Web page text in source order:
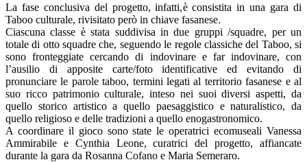
La fase conclusiva del progetto, infatti,è consistita in una gara di
Taboo culturale, rivisitato però in chiave fasanese.
Ciascuna classe è stata suddivisa in due gruppi /squadre, per un
totale di otto squadre che, seguendo le regole classiche del Taboo, si
sono fronteggiate cercando di indovinare e far indovinare, con
l’ausilio di apposite carte/foto identificative ed evitando di
pronunciare le parole taboo, termini legati al territorio fasanese e al
suo ricco patrimonio culturale, inteso nei suoi diversi aspetti, da
quello storico artistico a quello paesaggistico e naturalistico, da
quello religioso e delle tradizioni a quello enogastronomico.
A coordinare il gioco sono state le operatrici ecomuseali Vanessa
Ammirabile e Cynthia Leone, curatrici del progetto, affiancate
durante la gara da Rosanna Cofano e Maria Semeraro.